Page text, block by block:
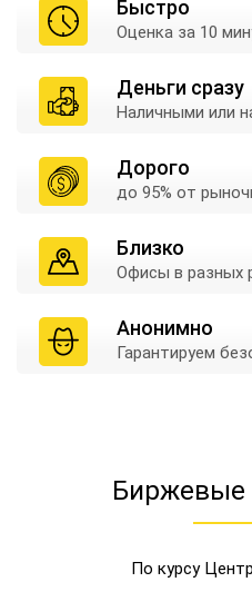
Быстро
Оценка за 10
Деньги сразу
Наличными или
Дорого
до 95% от
Близко
Офисы в разных
Анонимно
Гарантируем
Биржевые
По курсу